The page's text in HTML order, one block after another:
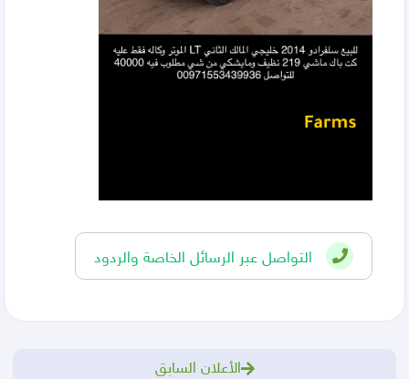
التواصل عبر الرسائل الخاصة والردود
الأعلان السابق